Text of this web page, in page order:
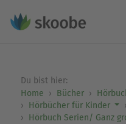
Du bist hier:
Home
Bücher
Hörbücher für Kinder
Hörbuch Serien/ Ganz